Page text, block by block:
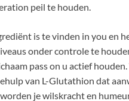
peil te houden.
is te vinden in you en
onder controle te
pass on u actief
van L-Glutathion dat
je wilskracht en